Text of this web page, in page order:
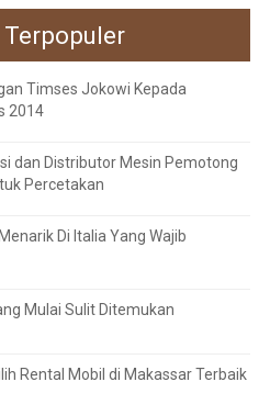
Timses Jokowi Kepada
2014
dan Distributor Mesin Pemotong
Percetakan
Di Italia Yang Wajib
Mulai Sulit Ditemukan
Rental Mobil di Makassar Terbaik